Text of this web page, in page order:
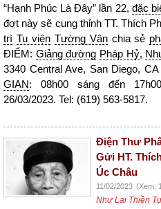
“Hạnh Phúc Là Đây” lần 22, đặc
đợt này sẽ cung thỉnh TT. Thích
trì Tu viện Tường Vânchia sẻ
ĐIỂM: Giảng đường Pháp Hỷ,
3340 Central Ave, San Diego,
GIAN: 08h00 sáng đến
26/03/2023. Tel: (619) 563-5817.
Điện Thư
Gửi HT.
Úc Châu
11/02/2023 (Xem:
Như Lai Thiền